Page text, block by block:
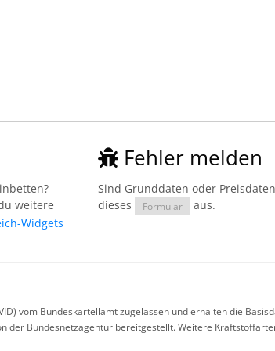
weitere
Widgets
Fehler melden
Sind Grunddaten oder
dieses
Formular aus.
vom Bundeskartellamt zugelassen und erhalten die
Bundesnetzagentur bereitgestellt. Weitere